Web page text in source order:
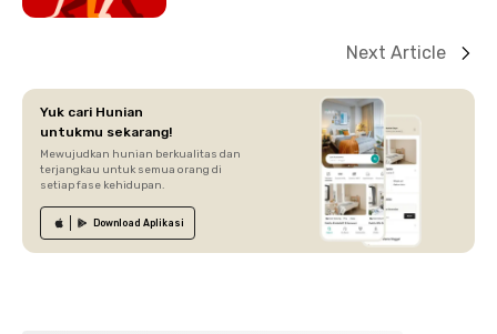
Next Article
Yuk cari Hunian
untukmu sekarang!
Mewujudkan hunian berkualitas dan
terjangkau untuk semua orang di
setiap fase kehidupan.
Download Aplikasi